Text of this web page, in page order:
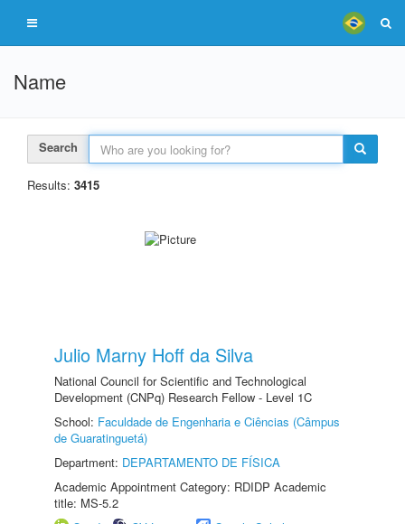
Name
Search
Results: 3415
Julio Marny Hoff da Silva
National Council for Scientific and Technological
Development (CNPq) Research Fellow - Level 1C
School: Faculdade de Engenharia e Ciências (Câmpus
de Guaratinguetá)
Department: DEPARTAMENTO DE FÍSICA
Academic Appointment Category: RDIDP Academic
title: MS-5.2